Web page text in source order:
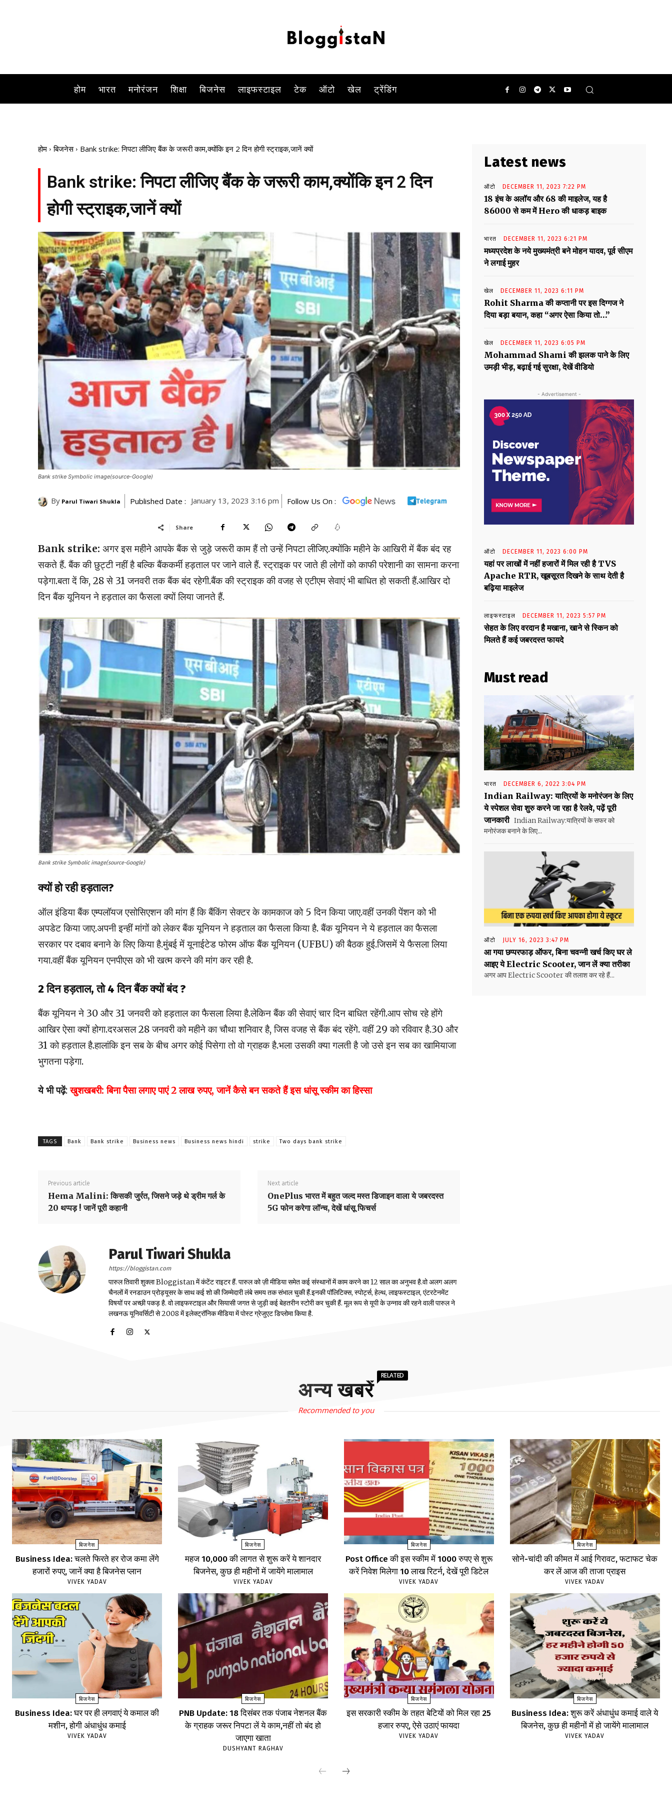
होम भारत मनोरंजन शिक्षा बिजनेस लाइफस्टाइल टेक ऑटो खेल ट्रेंडिंग
होम बिजनेस Bank strike: निपटा लीजिए बैंक के जरूरी काम,क्योंकि इन 2 दिन होगी स्ट्राइक,जानें क्यों
Bank strike: निपटा लीजिए बैंक के जरूरी काम,क्योंकि इन 2 दिन
होगी स्ट्राइक,जानें क्यों
Bank strike Symbolic image(source-Google)
By Parul Tiwari Shukla Published Date : January 13, 2023 3:16 pm Follow Us On :
Share
Bank strike: अगर इस महीने आपके बैंक से जुड़े जरूरी काम हैं तो उन्हें निपटा लीजिए.क्योंकि महीने के आखिरी में बैंक बंद रह
सकते हैं. बैंक की छुट्टी नहीं है बल्कि बैंककर्मी हड़ताल पर जाने वाले हैं. स्ट्राइक पर जाते ही लोगों को काफी परेशानी का सामना करना
पड़ेगा.बता दें कि, 28 से 31 जनवरी तक बैंक बंद रहेगी.बैंक की स्ट्राइक की वजह से एटीएम सेवाएं भी बाधित हो सकती हैं.आखिर दो
दिन बैंक यूनियन ने हड़ताल का फैसला क्यों लिया जानते हैं.
Bank strike Symbolic image(source-Google)
क्यों हो रही हड़ताल?
ऑल इंडिया बैंक एम्पलॉयज एसोसिएशन की मांग हैं कि बैंकिंग सेक्टर के कामकाज को 5 दिन किया जाए.वहीं उनकी पेंशन को भी
अपडेट किया जाए.अपनी इन्हीं मांगों को लेकर बैंक यूनियन ने हड़ताल का फैसला किया है. बैंक यूनियन ने ये हड़ताल का फैसला
सरकार पर दबाव बनाने के लिए किया है.मुंबई में यूनाईटेड फोरम ऑफ बैंक यूनियन (UFBU) की बैठक हुई.जिसमें ये फैसला लिया
गया.वहीं बैंक यूनियन एनपीएस को भी खत्म करने की मांग कर रही है.
2 दिन हड़ताल, तो 4 दिन बैंक क्यों बंद ?
बैंक यूनियन ने 30 और 31 जनवरी को हड़ताल का फैसला लिया है.लेकिन बैंक की सेवाएं चार दिन बाधित रहेंगी.आप सोच रहे होंगे
आखिर ऐसा क्यों होगा.दरअसल 28 जनवरी को महीने का चौथा शनिवार है, जिस वजह से बैंक बंद रहेंगे. वहीं 29 को रविवार है.30 और
31 को हड़ताल है.हालांकि इन सब के बीच अगर कोई पिसेगा तो वो ग्राहक है.भला उसकी क्या गलती है जो उसे इन सब का खामियाजा
भुगतना पड़ेगा.
ये भी पढ़ें:खुशखबरी: बिना पैसा लगाए पाएं 2 लाख रुपए, जानें कैसे बन सकते हैं इस धांसू स्कीम का हिस्सा
TAGS Bank Bank strike Business news Business news hindi strike Two days bank strike
Previous article
Hema Malini: किसकी जुर्रत, जिसने जड़े थे ड्रीम गर्ल के
20 थप्पड़ ! जानें पूरी कहानी
Next article
OnePlus भारत में बहुत जल्द मस्त डिजाइन वाला ये जबरदस्त
5G फोन करेगा लॉन्च, देखें धांसू फिचर्स
Parul Tiwari Shukla
https://bloggistan.com
पारुल तिवारी शुक्ला Bloggistan में कंटेंट राइटर हैं. पारुल को ज़ी मीडिया समेत कई संस्थानों में काम करने का 12 साल का अनुभव है.वो अलग अलग
चैनलों में रनडाउन प्रोड्यूसर के साथ कई शो की जिम्मेदारी लंबे समय तक संभाल चुकी हैं.इनकी पॉलिटिक्स, स्पोर्ट्स, हेल्थ, लाइफस्टाइल, एंटरटेनमेंट
विषयों पर अच्छी पकड़ है. वो लाइफस्टाइल और सियासी जगत से जुड़ी कई बेहतरीन स्टोरी कर चुकी हैं. मूल रूप से यूपी के उन्नाव की रहने वाली पारुल ने
लखनऊ यूनिवर्सिटी से 2008 में इलेक्ट्रॉनिक मीडिया में पोस्ट ग्रेजुएट डिप्लोमा किया है.
Latest news
ऑटो DECEMBER 11, 2023 7:22 PM
18 इंच के अलॉय और 68 की माइलेज, यह है
86000 से कम में Hero की धाकड़ बाइक
भारत DECEMBER 11, 2023 6:21 PM
मध्यप्रदेश के नये मुख्यमंत्री बने मोहन यादव, पूर्व सीएम
ने लगाई मुहर
खेल DECEMBER 11, 2023 6:11 PM
Rohit Sharma की कप्तानी पर इस दिग्गज ने
दिया बड़ा बयान, कहा “अगर ऐसा किया तो…”
खेल DECEMBER 11, 2023 6:05 PM
Mohammad Shami की झलक पाने के लिए
उमड़ी भीड़, बढ़ाई गई सुरक्षा, देखें वीडियो
- Advertisement -
ऑटो DECEMBER 11, 2023 6:00 PM
यहां पर लाखों में नहीं हजारों में मिल रही है TVS
Apache RTR, खूबसूरत दिखने के साथ देती है
बढ़िया माइलेज
लाइफस्टाइल DECEMBER 11, 2023 5:57 PM
सेहत के लिए वरदान है मखाना, खाने से स्किन को
मिलते हैं कई जबरदस्त फायदे
Must read
भारत DECEMBER 6, 2022 3:04 PM
Indian Railway: यात्रियों के मनोरंजन के लिए
ये स्पेशल सेवा शुरु करने जा रहा है रेलवे, पढ़ें पूरी
जानकारी Indian Railway:यात्रियों के सफर को
मनोरंजक बनाने के लिए...
ऑटो JULY 16, 2023 3:47 PM
आ गया छप्परफाड़ ऑफर, बिना चवन्नी खर्च किए घर ले
आइए ये Electric Scooter, जान लें क्या तरीका
अगर आप Electric Scooter की तलाश कर रहे हैं...
अन्य खबरें
RELATED
Recommended to you
बिजनेस
Business Idea: चलते फिरते हर रोज कमा लेंगे
हजारों रुपए, जानें क्या है बिजनेस प्लान
VIVEK YADAV
बिजनेस
महज ₹10,000 की लागत से शुरू करें ये शानदार
बिजनेस, कुछ ही महीनों में जायेंगे मालामाल
VIVEK YADAV
बिजनेस
Post Office की इस स्कीम में 1000 रुपए से शुरू
करें निवेश मिलेगा 10 लाख रिटर्न, देखें पूरी डिटेल
VIVEK YADAV
बिजनेस
सोने-चांदी की कीमत में आई गिरावट, फटाफट चेक
कर लें आज की ताजा प्राइस
VIVEK YADAV
बिजनेस
Business Idea: घर पर ही लगवाएं ये कमाल की
मशीन, होगी अंधाधुंध कमाई
VIVEK YADAV
बिजनेस
PNB Update: 18 दिसंबर तक पंजाब नेशनल बैंक
के ग्राहक जरूर निपटा लें ये काम,नहीं तो बंद हो
जाएगा खाता
DUSHYANT RAGHAV
बिजनेस
इस सरकारी स्कीम के तहत बेटियों को मिल रहा 25
हजार रुपए, ऐसे उठाएं फायदा
VIVEK YADAV
बिजनेस
Business Idea: शुरू करें अंधाधुंध कमाई वाले ये
बिजनेस, कुछ ही महीनों में हो जायेंगे मालामाल
VIVEK YADAV